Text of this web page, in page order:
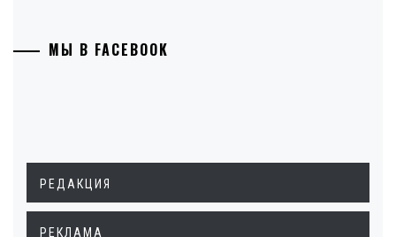
МЫ В FACEBOOK
РЕДАКЦИЯ
РЕКЛАМА